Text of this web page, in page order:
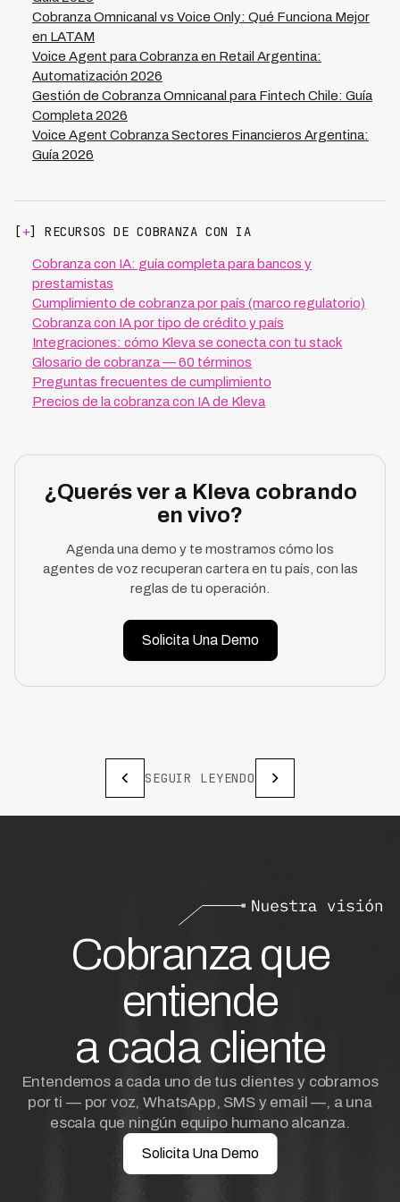
Cobranza Omnicanal vs Voice Only: Qué Funciona Mejor
en LATAM
Voice Agent para Cobranza en Retail Argentina:
Automatización 2026
Gestión de Cobranza Omnicanal para Fintech Chile: Guía
Completa 2026
Voice Agent Cobranza Sectores Financieros Argentina:
Guía 2026
[+] RECURSOS DE COBRANZA CON IA
Cobranza con IA: guía completa para bancos y
prestamistas
Cumplimiento de cobranza por país (marco regulatorio)
Cobranza con IA por tipo de crédito y país
Integraciones: cómo Kleva se conecta con tu stack
Glosario de cobranza — 60 términos
Preguntas frecuentes de cumplimiento
Precios de la cobranza con IA de Kleva
¿Querés ver a Kleva cobrando
en vivo?
Agenda una demo y te mostramos cómo los
agentes de voz recuperan cartera en tu país, con las
reglas de tu operación.
Solicita Una Demo
SEGUIR LEYENDO
Cobranza que
entiende
a cada cliente
Entendemos a cada uno de tus clientes y cobramos
por ti — por voz, WhatsApp, SMS y email —, a una
escala que ningún equipo humano alcanza.
Solicita Una Demo